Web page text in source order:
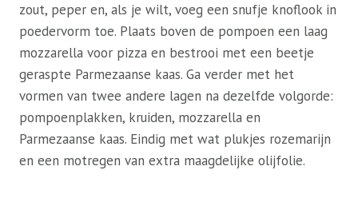
zout, peper en, als je wilt, voeg een snufje knoflook in
poedervorm toe. Plaats boven de pompoen een laag
mozzarella voor pizza en bestrooi met een beetje
geraspte Parmezaanse kaas. Ga verder met het
vormen van twee andere lagen na dezelfde volgorde:
pompoenplakken, kruiden, mozzarella en
Parmezaanse kaas. Eindig met wat plukjes rozemarijn
en een motregen van extra maagdelijke olijfolie.